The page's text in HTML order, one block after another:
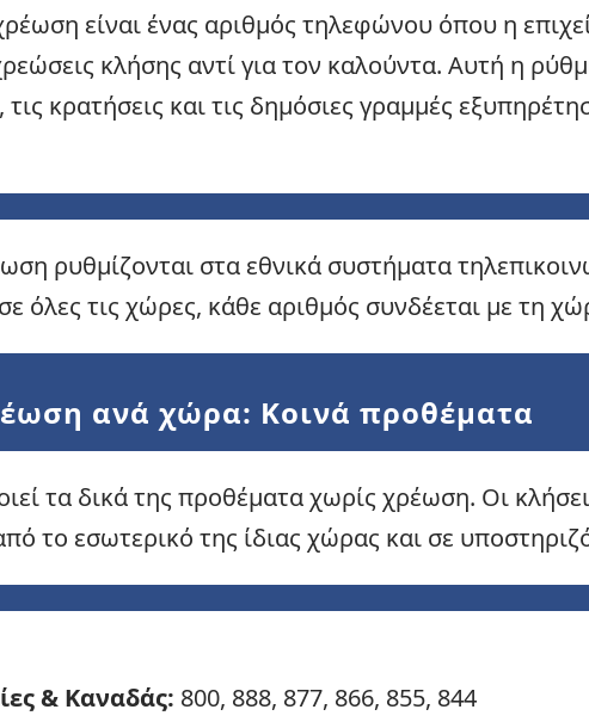
είναι ένας αριθμός τηλεφώνου όπου η
κλήσης αντί για τον καλούντα. Αυτή η
κρατήσεις και τις δημόσιες γραμμές
ρυθμίζονται στα εθνικά συστήματα
όλες τις χώρες, κάθε αριθμός συνδέεται με τη
ανά χώρα: Κοινά προθέματα
τα δικά της προθέματα χωρίς χρέωση. Οι
το εσωτερικό της ίδιας χώρας και σε
& Καναδάς: 800, 888, 877, 866, 855, 844